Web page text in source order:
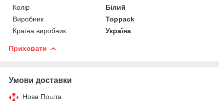
Колір
Білий
Виробник
Toppack
Країна виробник
Україна
Приховати
Умови доставки
Нова Пошта